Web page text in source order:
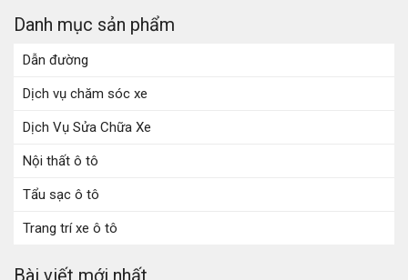
Danh mục sản phẩm
Dẫn đường
Dịch vụ chăm sóc xe
Dịch Vụ Sửa Chữa Xe
Nội thất ô tô
Tẩu sạc ô tô
Trang trí xe ô tô